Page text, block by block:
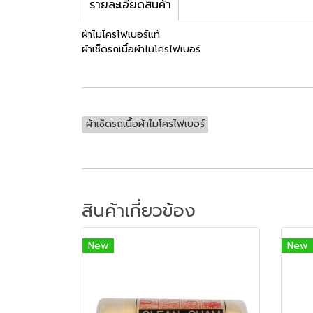
รายละเอียดสินค้า
ผ้าไมโครไฟเบอร์แท้
ผ้าเช็ดรถเนื้อผ้าไมโครไฟเบอร์
ผ้าเช็ดรถเนื้อผ้าไมโครไฟเบอร์
สินค้าเกี่ยวข้อง
New New